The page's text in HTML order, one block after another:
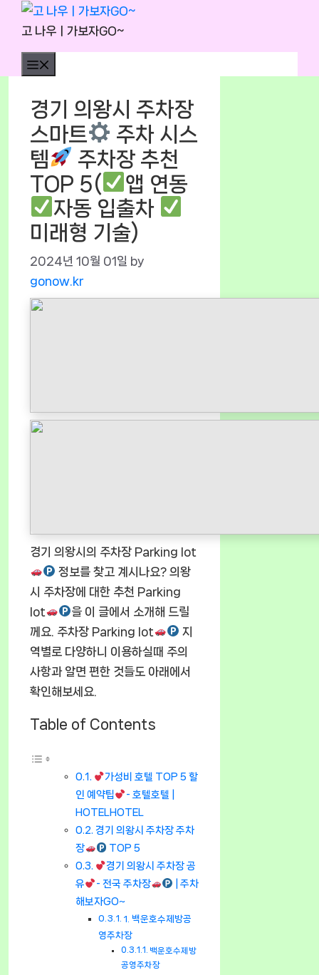
Skip
content
고 나우ㅣ가보자GO~
경기 의왕시 주차장
스마트
주차 시스
템
주차장 추천
TOP 5(
앱 연동
자동 입출차
미래형 기술)
2024년 10월 01일 by
gonow.kr
경기 의왕시의 주차장 Parking lot
정보를 찾고 계시나요? 의왕
시 주차장에 대한 추천 Parking
lot
을 이 글에서 소개해 드릴
께요. 주차장 Parking lot
지
역별로 다양하니 이용하실때 주의
사항과 알면 편한 것들도 아래에서
확인해보세요.
Table of Contents
가성비 호텔 TOP 5 할
인 예약팁
- 호텔호텔 |
HOTELHOTEL
경기 의왕시 주차장 주차
장
TOP 5
경기 의왕시 주차장 공
유
- 전국 주차장
| 주차
해보자GO~
1. 백운호수제방공
영주차장
백운호수제방
공영주차장